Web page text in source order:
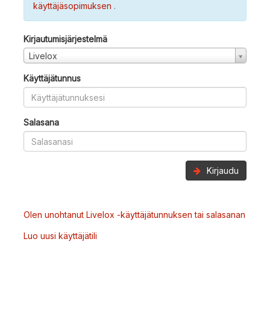
käyttäjäsopimuksen .
Kirjautumisjärjestelmä
Livelox
Käyttäjätunnus
Salasana
Kirjaudu
Olen unohtanut Livelox -käyttäjätunnuksen tai salasanan
Luo uusi käyttäjätili